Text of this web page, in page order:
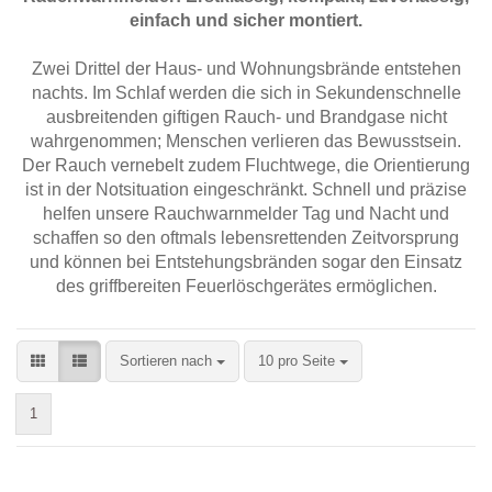
einfach und sicher montiert.
Zwei Drittel der Haus- und Wohnungsbrände entstehen
nachts. Im Schlaf werden die sich in Sekundenschnelle
ausbreitenden giftigen Rauch- und Brandgase nicht
wahrgenommen; Menschen verlieren das Bewusstsein.
Der Rauch vernebelt zudem Fluchtwege, die Orientierung
ist in der Notsituation eingeschränkt. Schnell und präzise
helfen unsere Rauchwarnmelder Tag und Nacht und
schaffen so den oftmals lebensrettenden Zeitvorsprung
und können bei Entstehungsbränden sogar den Einsatz
des griffbereiten Feuerlöschgerätes ermöglichen.
Sortieren nach
Sortieren nach 10 pro Seite
pro Seite
1